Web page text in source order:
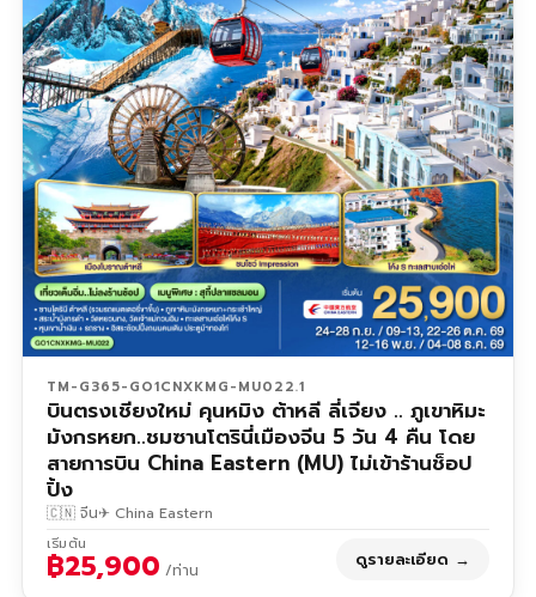
TM-G365-GO1CNXKMG-MU022.1
บินตรงเชียงใหม่ คุนหมิง ต้าหลี ลี่เจียง .. ภูเขาหิมะ
มังกรหยก..ชมซานโตรินี่เมืองจีน 5 วัน 4 คืน โดย
สายการบิน China Eastern (MU) ไม่เข้าร้านช็อป
ปิ้ง
🇨🇳 จีน✈ China Eastern
เริ่มต้น
฿25,900 /ท่าน ดูรายละเอียด →